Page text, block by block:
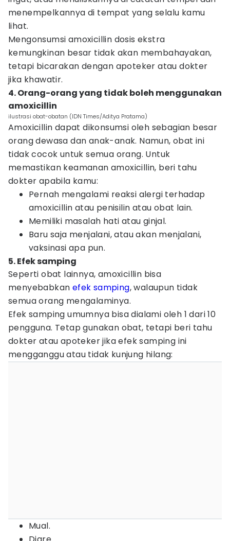
menempelkannya di tempat yang selalu kamu
lihat.
Mengonsumsi amoxicillin dosis ekstra
kemungkinan besar tidak akan membahayakan,
tetapi bicarakan dengan apoteker atau dokter
jika khawatir.
4. Orang-orang yang tidak boleh menggunakan
amoxicillin
ilustrasi obat-obatan (IDN Times/Aditya Pratama)
Amoxicillin dapat dikonsumsi oleh sebagian besar
orang dewasa dan anak-anak. Namun, obat ini
tidak cocok untuk semua orang. Untuk
memastikan keamanan amoxicillin, beri tahu
dokter apabila kamu:
Pernah mengalami reaksi alergi terhadap
amoxicillin atau penisilin atau obat lain.
Memiliki masalah hati atau ginjal.
Baru saja menjalani, atau akan menjalani,
vaksinasi apa pun.
5. Efek samping
Seperti obat lainnya, amoxicillin bisa
menyebabkan efek samping, walaupun tidak
semua orang mengalaminya.
Efek samping umumnya bisa dialami oleh 1 dari 10
pengguna. Tetap gunakan obat, tetapi beri tahu
dokter atau apoteker jika efek samping ini
mengganggu atau tidak kunjung hilang:
Mual.